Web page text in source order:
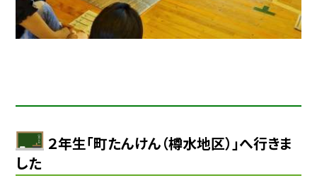
２年生「町たんけん（樽水地区）」へ行きま
した